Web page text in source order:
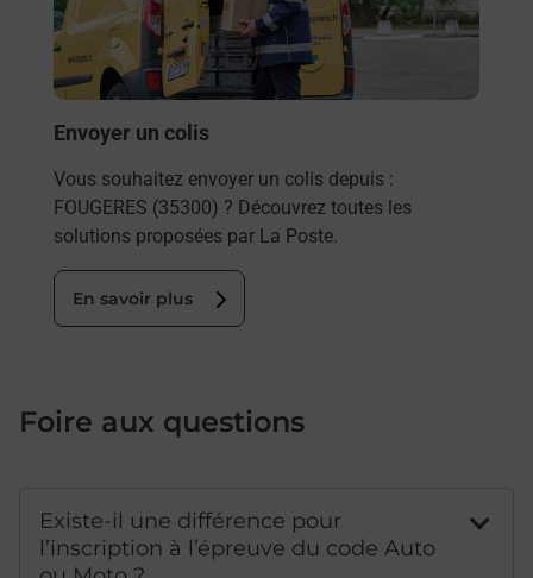
Envoyer un colis
Vous souhaitez envoyer un colis depuis :
FOUGERES (35300) ? Découvrez toutes les
solutions proposées par La Poste.
En savoir plus
Foire aux questions
Existe-il une différence pour
l’inscription à l’épreuve du code Auto